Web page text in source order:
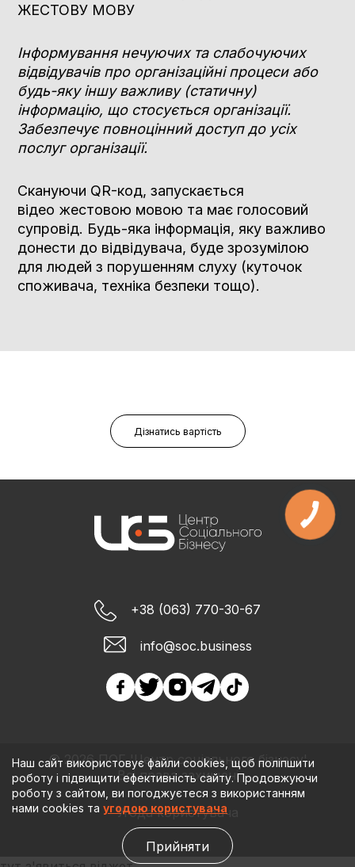
ЖЕСТОВУ МОВУ
Інформування нечуючих та слабочуючих
відвідувачів про організаційні процеси або
будь-яку іншу важливу (статичну)
інформацію, що стосується організації.
Забезпечує повноцінний доступ до усіх
послуг організації.
Скануючи QR-код, запускається
відео жестовою мовою та має голосовий
супровід. Будь-яка інформація, яку важливо
донести до відвідувача, буде зрозумілою
для людей з порушенням слуху (куточок
споживача, техніка безпеки тощо).
Дізнатись вартість
+38 (063) 770-30-67
info@soc.business
© 2026 ПОГ 'Центр соціального бізнесу'
Всі права захищені
Угода користувача
Наш сайт використовує файли cookies, щоб поліпшити
роботу і підвищити ефективність сайту. Продовжуючи
роботу з сайтом, ви погоджуєтеся з використанням
нами cookies та угодою користувача
Прийняти